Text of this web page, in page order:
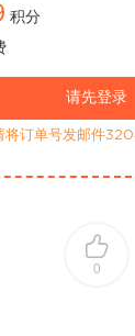
积分
请先登录
将订单号发邮件
0